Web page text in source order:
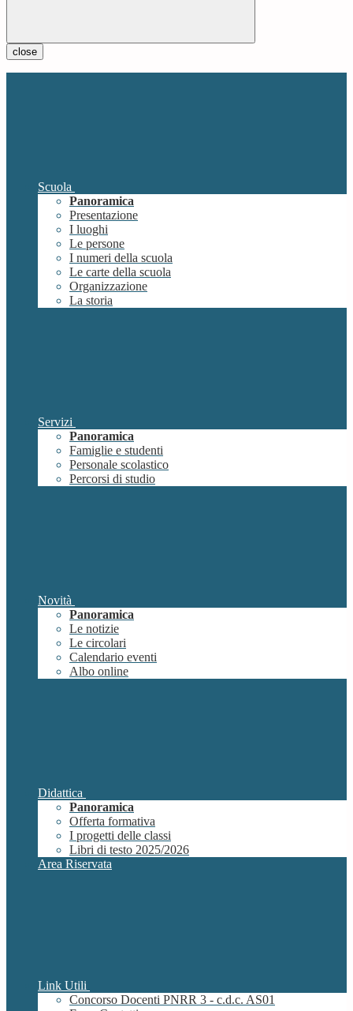
close
Scuola
Panoramica
Presentazione
I luoghi
Le persone
I numeri della scuola
Le carte della scuola
Organizzazione
La storia
Servizi
Panoramica
Famiglie e studenti
Personale scolastico
Percorsi di studio
Novità
Panoramica
Le notizie
Le circolari
Calendario eventi
Albo online
Didattica
Panoramica
Offerta formativa
I progetti delle classi
Libri di testo 2025/2026
Area Riservata
Link Utili
Concorso Docenti PNRR 3 - c.d.c. AS01